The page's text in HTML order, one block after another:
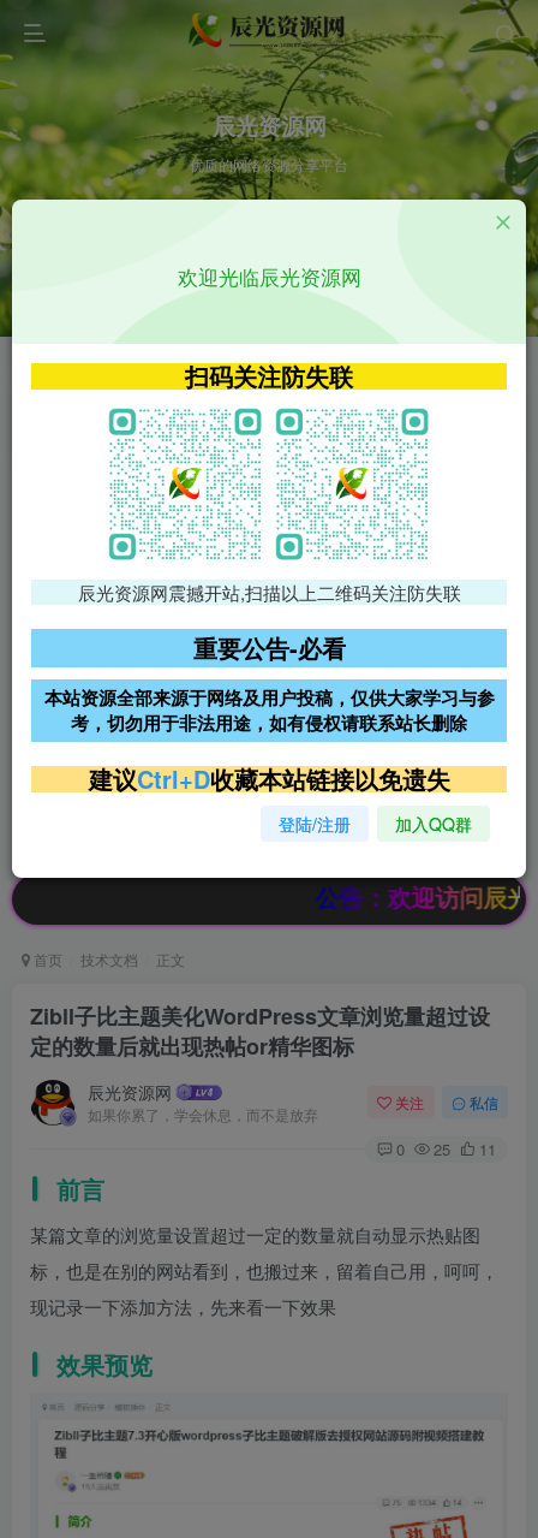
辰光资源网
优质的网络资源分享平台
VIP特权介绍 APP源码
VIP特权介绍
火
VIP特权介绍
影视源码
影视源码
免费领支付宝红包
腾讯轻量4核4G3M服务器38元/
阿里云2核2G200M服务器68元/
年
雨云高防免备案服务器
超低价文字广告位招租 超低价文字广告位招租
超低价文字广告位招租
公告：欢迎访问辰光资源
首页 技术文档 正文
Zibll子比主题美化WordPress文章浏览量超过设
定的数量后就出现热帖or精华图标
辰光资源网
如果你累了，学会休息，而不是放弃
关注 私信
0 25 11
前言
某篇文章的浏览量设置超过一定的数量就自动显示热贴图
标，也是在别的网站看到，也搬过来，留着自己用，呵呵，
现记录一下添加方法，先来看一下效果
效果预览
欢迎光临辰光资源网
扫码关注防失联
辰光资源网震撼开站,扫描以上二维码关注防失联
重要公告-必看
本站资源全部来源于网络及用户投稿，仅供大家学习与参
考，切勿用于非法用途，如有侵权请联系站长删除
建议Ctrl+D收藏本站链接以免遗失
登陆/注册 加入QQ群